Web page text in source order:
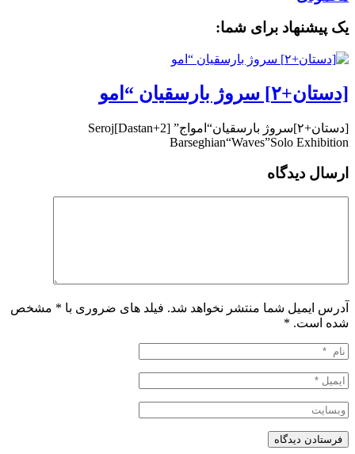
یک پیشنهاد برای شما:
[دستان+۲] سروژ بارسقیان “امو
[دستان+۲]سروژ بارسقیان“امواج” [Dastan+2]Seroj
Barseghian“Waves”Solo Exhibition
ارسال دیدگاه
آدرس ایمیل شما منتشر نخواهد شد. فیلد های ضروری با * مشخص
شده است. *